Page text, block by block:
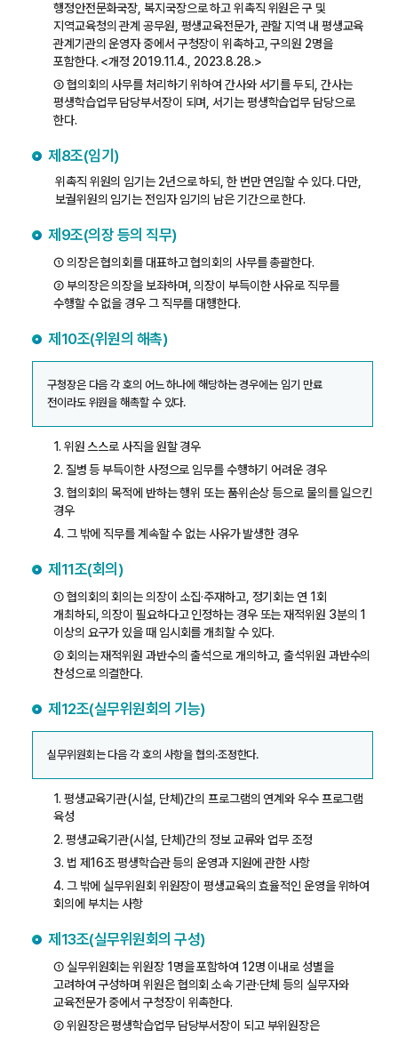
행정안전문화국장, 복지국장으로 하고 위촉직 위원은 구 및
지역교육청의 관계 공무원, 평생교육전문가, 관할 지역 내 평생교육
관계기관의 운영자 중에서 구청장이 위촉하고, 구의원 2명을
포함한다. <개정 2019.11.4., 2023.8.28.>
③ 협의회의 사무를 처리하기 위하여 간사와 서기를 두되, 간사는
평생학습업무 담당부서장이 되며, 서기는 평생학습업무 담당으로
한다.
제8조(임기)
위촉직 위원의 임기는 2년으로 하되, 한 번만 연임할 수 있다. 다만,
보궐위원의 임기는 전임자 임기의 남은 기간으로 한다.
제9조(의장 등의 직무)
① 의장은 협의회를 대표하고 협의회의 사무를 총괄한다.
② 부의장은 의장을 보좌하며, 의장이 부득이한 사유로 직무를
수행할 수 없을 경우 그 직무를 대행한다.
제10조(위원의 해촉)
구청장은 다음 각 호의 어느 하나에 해당하는 경우에는 임기 만료
전이라도 위원을 해촉할 수 있다.
1. 위원 스스로 사직을 원할 경우
2. 질병 등 부득이한 사정으로 임무를 수행하기 어려운 경우
3. 협의회의 목적에 반하는 행위 또는 품위손상 등으로 물의를 일으킨
경우
4. 그 밖에 직무를 계속할 수 없는 사유가 발생한 경우
제11조(회의)
① 협의회의 회의는 의장이 소집·주재하고, 정기회는 연 1회
개최하되, 의장이 필요하다고 인정하는 경우 또는 재적위원 3분의 1
이상의 요구가 있을 때 임시회를 개최할 수 있다.
② 회의는 재적위원 과반수의 출석으로 개의하고, 출석위원 과반수의
찬성으로 의결한다.
제12조(실무위원회의 기능)
실무위원회는 다음 각 호의 사항을 협의·조정한다.
1. 평생교육기관(시설, 단체)간의 프로그램의 연계와 우수 프로그램
육성
2. 평생교육기관(시설, 단체)간의 정보 교류와 업무 조정
3. 법 제16조 평생학습관 등의 운영과 지원에 관한 사항
4. 그 밖에 실무위원회 위원장이 평생교육의 효율적인 운영을 위하여
회의에 부치는 사항
제13조(실무위원회의 구성)
① 실무위원회는 위원장 1명을 포함하여 12명 이내로 성별을
고려하여 구성하며 위원은 협의회 소속 기관·단체 등의 실무자와
교육전문가 중에서 구청장이 위촉한다.
② 위원장은 평생학습업무 담당부서장이 되고 부위원장은